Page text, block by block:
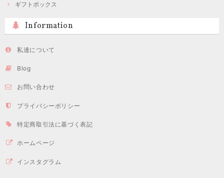
ギフトボックス
Information
私達について
Blog
お問い合わせ
プライバシーポリシー
特定商取引法に基づく表記
ホームページ
インスタグラム